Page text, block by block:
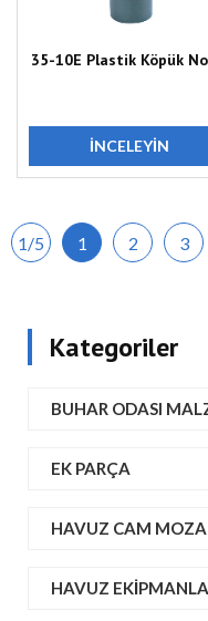
Kategoriler
BUHAR ODASI
EK PARÇA
HAVUZ CAM
HAVUZ
35-10E Plastik Köpük
İNCELEYIN
1/5 1 2 3